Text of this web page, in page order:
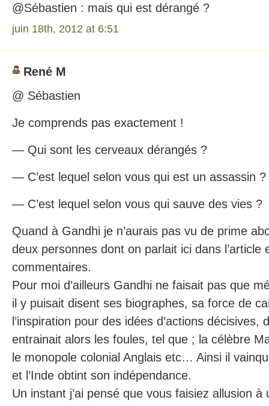
@Sébastien : mais qui est dérangé ?
juin 18th, 2012 at 6:51
René M
@ Sébastien
Je comprends pas exactement !
— Qui sont les cerveaux dérangés ?
— C’est lequel selon vous qui est un assassin ?
— C’est lequel selon vous qui sauve des vies ?
Quand à Gandhi je n’aurais pas vu de prime
deux personnes dont on parlait ici dans l’article
commentaires.
Pour moi d’ailleurs Gandhi ne faisait pas que
il y puisait disent ses biographes, sa force de
l’inspiration pour des idées d’actions décisives,
entrainait alors les foules, tel que ; la célèbre
le monopole colonial Anglais etc… Ainsi il
et l’Inde obtint son indépendance.
Un instant j’ai pensé que vous faisiez allusion à